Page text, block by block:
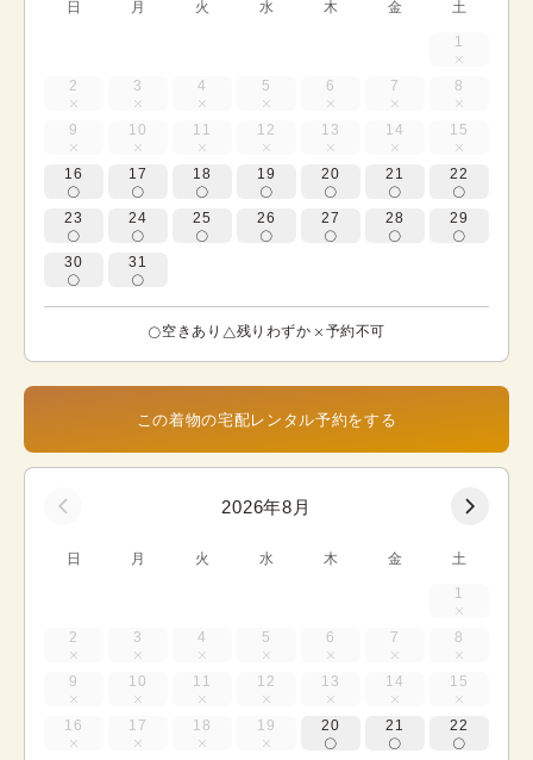
日 月 火 水 木 金 土
1
2 3 4 5 6 7 8
9 10 11 12 13 14 15
16 17 18 19 20 21 22
23 24 25 26 27 28 29
30 31
空きあり 残りわずか 予約不可
この着物の宅配レンタル予約をする
2026年8月
日 月 火 水 木 金 土
1
2 3 4 5 6 7 8
9 10 11 12 13 14 15
16 17 18 19 20 21 22